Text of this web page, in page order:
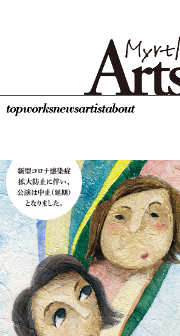
プ
topworksnewsartistabout